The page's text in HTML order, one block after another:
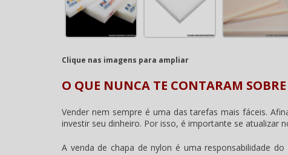
Clique nas imagens para ampliar
O QUE NUNCA TE CONTARAM
Vender nem sempre é uma das tarefas mais fáceis.
investir seu dinheiro. Por isso, é importante se atualizar
A venda de chapa de nylon é uma responsabilidade